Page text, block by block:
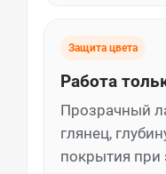
Защита цвета
Работа
Прозрачный
глянец,
покрытия при